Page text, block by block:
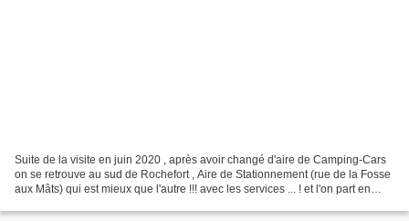
Suite de la visite en juin 2020 , après avoir changé d'aire de Camping-Cars
on se retrouve au sud de Rochefort , Aire de Stationnement (rue de la Fosse
aux Mâts) qui est mieux que l'autre !!! avec les services ... ! et l'on part en